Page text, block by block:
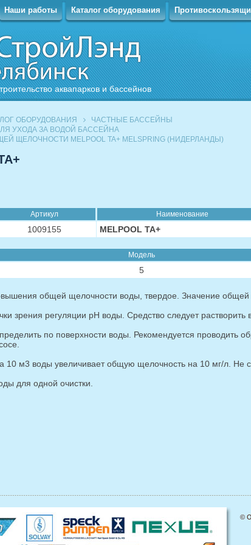
аквапарков и бассейнов
Наши работы Каталог оборудования
ОБОРУДОВАНИЯ
ЧАСТНЫЕ БАССЕЙНЫ
УХОДА ЗА ВОДОЙ БАССЕЙНА
ЩЕЛОЧНОСТИ MELPOOL TA+ MELSPRING (НИДЕРЛАНДЫ)
Артикул Наименование
1009155 MELPOOL TA+
Модель
5
общей щелочности воды, твердое. Значение общей
зрения регуляции pH воды. Средство следует растворить
по поверхности воды. Рекомендуется проводить
10 м3 воды увеличивает общую щелочность на 10 мг/л. Не
для одной очистки.
©